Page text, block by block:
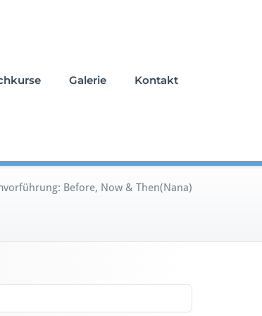
Galerie Kontakt
Before, Now & Then(Nana)